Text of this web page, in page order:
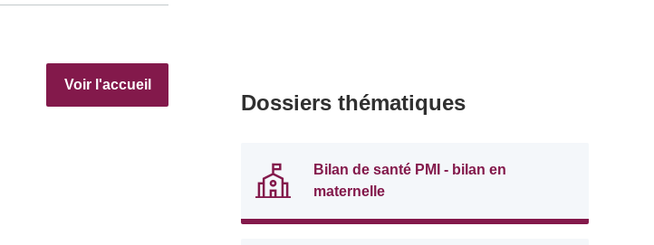
Voir l'accueil
Dossiers thématiques
Bilan de santé PMI - bilan en
maternelle